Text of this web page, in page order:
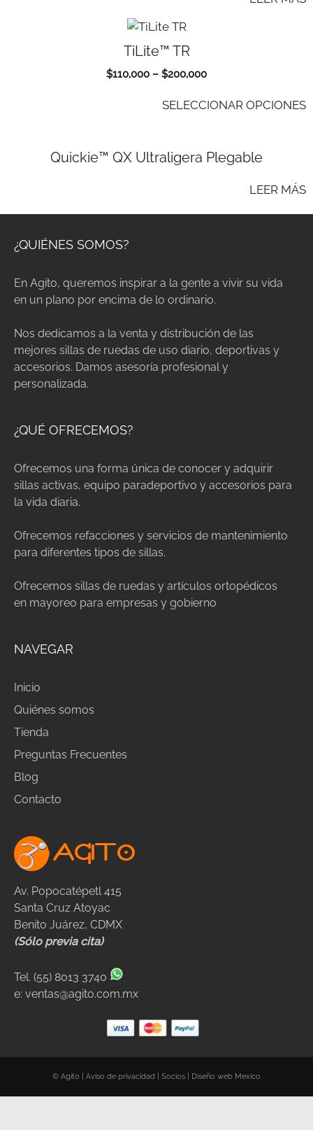
TiLite™ TR
$110,000 – $200,000
SELECCIONAR OPCIONES
Quickie™ QX Ultraligera Plegable
LEER MÁS
¿QUIÉNES SOMOS?
En Agito, queremos inspirar a la gente a vivir su vida
en un plano por encima de lo ordinario.
Nos dedicamos a la venta y distribución de las
mejores sillas de ruedas de uso diario, deportivas y
accesorios. Damos asesoría profesional y
personalizada.
¿QUÉ OFRECEMOS?
Ofrecemos una forma única de conocer y adquirir
sillas activas, equipo paradeportivo y accesorios para
la vida diaria.
Ofrecemos refacciones y servicios de mantenimiento
para diferentes tipos de sillas.
Ofrecemos sillas de ruedas y artículos ortopédicos
en mayoreo para empresas y gobierno
NAVEGAR
Inicio
Quiénes somos
Tienda
Preguntas Frecuentes
Blog
Contacto
Av. Popocatépetl 415
Santa Cruz Atoyac
Benito Juárez, CDMX
(Sólo previa cita)
Tel. (55) 8013 3740
e: ventas@agito.com.mx
© Agito | Aviso de privacidad Socios Diseño web Mexico